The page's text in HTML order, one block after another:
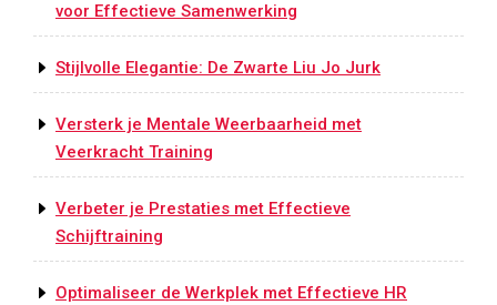
voor Effectieve Samenwerking
Stijlvolle Elegantie: De Zwarte Liu Jo Jurk
Versterk je Mentale Weerbaarheid met
Veerkracht Training
Verbeter je Prestaties met Effectieve
Schijftraining
Optimaliseer de Werkplek met Effectieve HR